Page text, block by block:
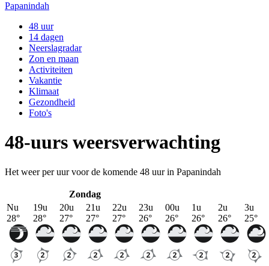
Papanindah
48 uur
14 dagen
Neerslagradar
Zon en maan
Activiteiten
Vakantie
Klimaat
Gezondheid
Foto's
48-uurs weersverwachting
Het weer per uur voor de komende 48 uur in Papanindah
Zondag
Nu
28°
19u
28°
20u
27°
21u
27°
22u
27°
23u
26°
00u
26°
1u
26°
2u
26°
3u
25°